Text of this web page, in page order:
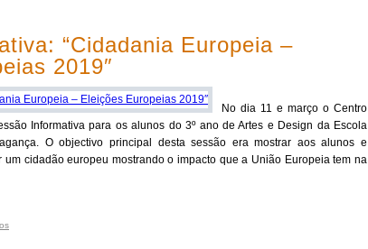
“Cidadania Europeia –
2019″
No dia 11 e março o Centro
Informativa para os alunos do 3º ano de Artes e Design da Escola
O objectivo principal desta sessão era mostrar aos alunos e
um cidadão europeu mostrando o impacto que a União Europeia tem na